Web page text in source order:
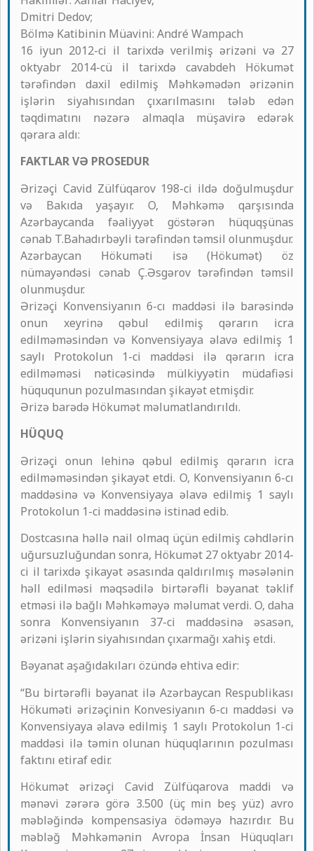
Dmitri Dedov;
Bölmə Katibinin Müavini: André Wampach
16 iyun 2012-ci il tarixdə verilmiş ərizəni və 27
oktyabr 2014-cü il tarixdə cavabdeh Hökumət
tərəfindən daxil edilmiş Məhkəmədən ərizənin
işlərin siyahısından çıxarılmasını tələb edən
təqdimatını nəzərə almaqla müşavirə edərək
qərara aldı:
FAKTLAR VƏ PROSEDUR
Ərizəçi Cavid Zülfüqarov 198-ci ildə doğulmuşdur
və Bakıda yaşayır. O, Məhkəmə qarşısında
Azərbaycanda fəaliyyət göstərən hüquqşünas
cənab T.Bahadırbəyli tərəfindən təmsil olunmuşdur.
Azərbaycan Hökuməti isə (Hökumət) öz
nümayəndəsi cənab Ç.Əsgərov tərəfindən təmsil
olunmuşdur.
Ərizəçi Konvensiyanın 6-cı maddəsi ilə barəsində
onun xeyrinə qəbul edilmiş qərarın icra
edilməməsindən və Konvensiyaya əlavə edilmiş 1
saylı Protokolun 1-ci maddəsi ilə qərarın icra
edilməməsi nəticəsində mülkiyyətin müdafiəsi
hüququnun pozulmasından şikayət etmişdir.
Ərizə barədə Hökumət məlumatlandırıldı.
HÜQUQ
Ərizəçi onun lehinə qəbul edilmiş qərarın icra
edilməməsindən şikayət etdi. O, Konvensiyanın 6-cı
maddəsinə və Konvensiyaya əlavə edilmiş 1 saylı
Protokolun 1-ci maddəsinə istinad edib.
Dostcasına həllə nail olmaq üçün edilmiş cəhdlərin
uğursuzluğundan sonra, Hökumət 27 oktyabr 2014-
ci il tarixdə şikayət əsasında qaldırılmış məsələnin
həll edilməsi məqsədilə birtərəfli bəyanat təklif
etməsi ilə bağlı Məhkəməyə məlumat verdi. O, daha
sonra Konvensiyanın 37-ci maddəsinə əsasən,
ərizəni işlərin siyahısından çıxarmağı xahiş etdi.
Bəyanat aşağıdakıları özündə ehtiva edir:
“Bu birtərəfli bəyanat ilə Azərbaycan Respublikası
Hökuməti ərizəçinin Konvesiyanın 6-cı maddəsi və
Konvensiyaya əlavə edilmiş 1 saylı Protokolun 1-ci
maddəsi ilə təmin olunan hüquqlarının pozulması
faktını etiraf edir.
Hökumət ərizəçi Cavid Zülfüqarova maddi və
mənəvi zərərə görə 3.500 (üç min beş yüz) avro
məbləğində kompensasiya ödəməyə hazırdır. Bu
məbləğ Məhkəmənin Avropa İnsan Hüquqları